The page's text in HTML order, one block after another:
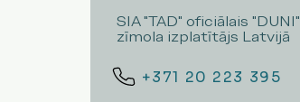
SIA "TAD" oficiālais "DUNI"
zīmola izplatītājs Latvijā
+371 20 223 395